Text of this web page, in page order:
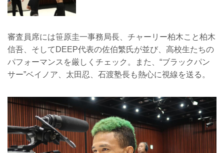
審査員席には笹原圭一事務局長、チャーリー柏木こと柏木
信吾、そしてDEEP代表の佐伯繁氏が並び、高校生たちの
パフォーマンスを厳しくチェック。また、“ブラックパン
サー”ベイノア、太田忍、石渡塾長も熱心に視線を送る。